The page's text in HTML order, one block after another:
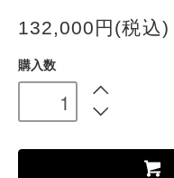
132,000円(税込)
購入数